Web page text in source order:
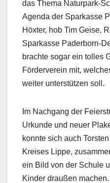
das Thema Naturpark-
Agenda der Sparkasse
Höxter, hob Tim Geise,
Sparkasse Paderborn-
brachte sogar ein tolles
Förderverein mit,
weiter unterstützen soll.
Im Nachgang der
Urkunde und neuer
konnte sich auch
Kreises Lippe,
ein Bild von der Schule
Kinder draußen